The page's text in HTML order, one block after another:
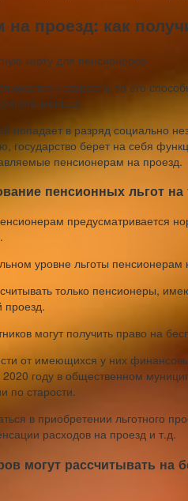
проезд: как
к старости, то его
меньше.
попадает в разряд социально
государство берет на себя
пенсионерам на проезд.
пенсионных льгот на
предусматривается
уровне льготы
только пенсионеры,
проезд.
могут получить право на
от имеющихся у них
году в общественном
по старости.
в приобретении льготного
расходов на проезд и т.д.
могут рассчитывать на